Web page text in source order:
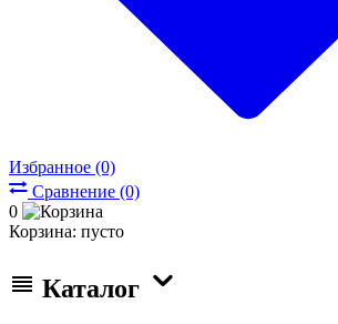
Избранное (0)
Сравнение (0)
0
Корзина: пусто
Каталог